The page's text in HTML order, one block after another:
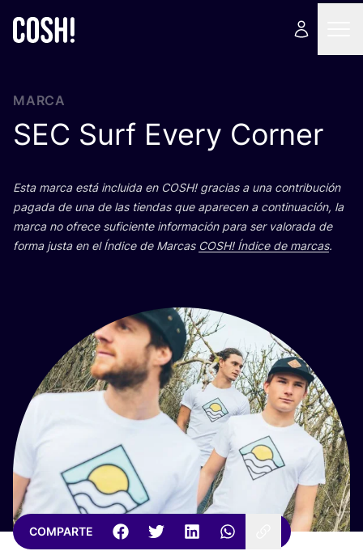
MARCA
SEC Surf Every Corner
Esta mar­ca está inclui­da en COSH! gra­cias a una con­tri­bu­ción
paga­da de una de las tien­das que apa­re­cen a con­ti­nua­ción, la
mar­ca no ofre­ce sufi­cien­te infor­ma­ción para ser valo­ra­da de
for­ma jus­ta en el Índi­ce de Mar­cas COSH! Índi­ce de mar­cas.
COMPARTE